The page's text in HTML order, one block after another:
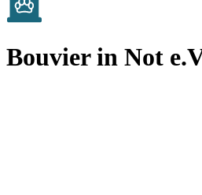
Bouvier in Not